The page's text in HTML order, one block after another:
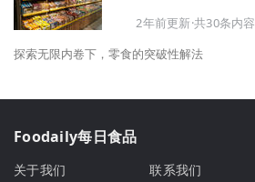
2年前更新·共30条内容
探索无限内卷下，零食的突破性解法
Foodaily每日食品
关于我们 联系我们